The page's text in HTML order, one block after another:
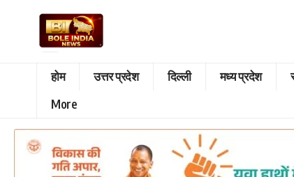
होम उत्तर प्रदेश दिल्ली मध्य प्रदेश
More